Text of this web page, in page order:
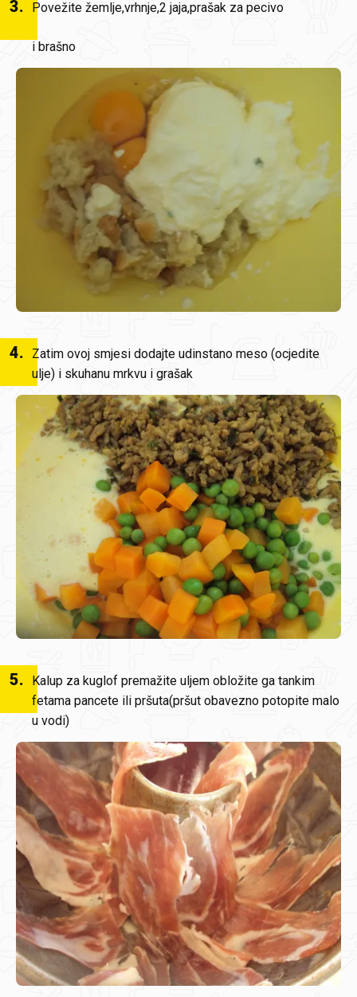
3. Povežite žemlje,vrhnje,2 jaja,prašak za pecivo
i brašno
4.
Zatim ovoj smjesi dodajte udinstano meso (ocjedite
ulje) i skuhanu mrkvu i grašak
5.
Kalup za kuglof premažite uljem obložite ga tankim
fetama pancete ili pršuta(pršut obavezno potopite malo
u vodi)